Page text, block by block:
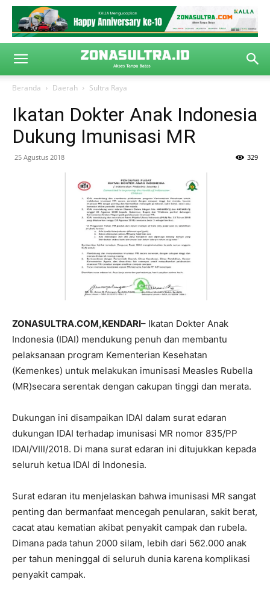
Beranda Daerah Sultra Raya
Ikatan Dokter Anak Indonesia
Dukung Imunisasi MR
25 Agustus 2018 329
ZONASULTRA.COM,KENDARI– Ikatan Dokter Anak
Indonesia (IDAI) mendukung penuh dan membantu
pelaksanaan program Kementerian Kesehatan
(Kemenkes) untuk melakukan imunisasi Measles Rubella
(MR)secara serentak dengan cakupan tinggi dan merata.
Dukungan ini disampaikan IDAI dalam surat edaran
dukungan IDAI terhadap imunisasi MR nomor 835/PP
IDAI/VIII/2018. Di mana surat edaran ini ditujukkan kepada
seluruh ketua IDAI di Indonesia.
Surat edaran itu menjelaskan bahwa imunisasi MR sangat
penting dan bermanfaat mencegah penularan, sakit berat,
cacat atau kematian akibat penyakit campak dan rubela.
Dimana pada tahun 2000 silam, lebih dari 562.000 anak
per tahun meninggal di seluruh dunia karena komplikasi
penyakit campak.